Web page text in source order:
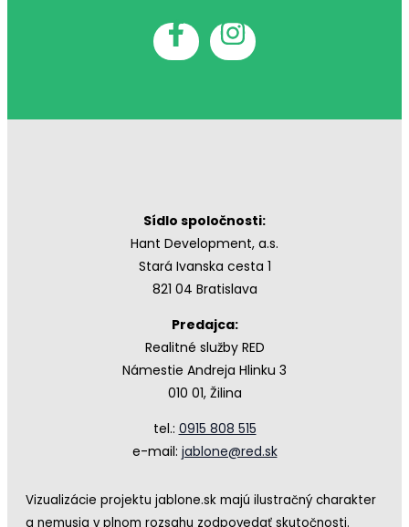
Sídlo spoločnosti:
Hant Development, a.s.
Stará Ivanska cesta 1
821 04 Bratislava
Predajca:
Realitné služby RED
Námestie Andreja Hlinku 3
010 01, Žilina
tel.: 0915 808 515
e-mail: jablone@red.sk
Vizualizácie projektu jablone.sk majú ilustračný charakter
a nemusia v plnom rozsahu zodpovedať skutočnosti.